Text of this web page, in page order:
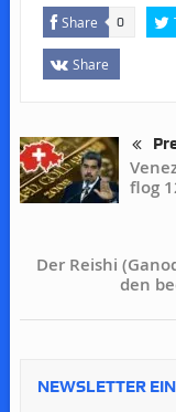
Share 0
Share
flog
Der Reishi
den
NEWSLETTER